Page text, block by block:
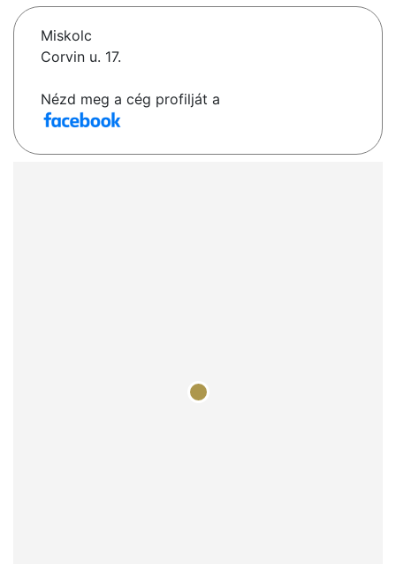
Miskolc
Corvin u. 17.
Nézd meg a cég profilját a